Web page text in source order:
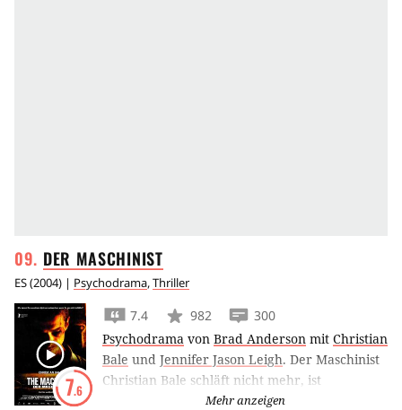
DER MASCHINIST
ES(2004) | Psychodrama,Thriller
7.6
7.4 982
300
Psychodrama von Brad Anderson mit Christian
Bale und Jennifer Jason Leigh. Der Maschinist
Christian Bale schläft nicht mehr, ist
abgemagert und hat Wahnvorstellungen, die
Mehr anzeigen